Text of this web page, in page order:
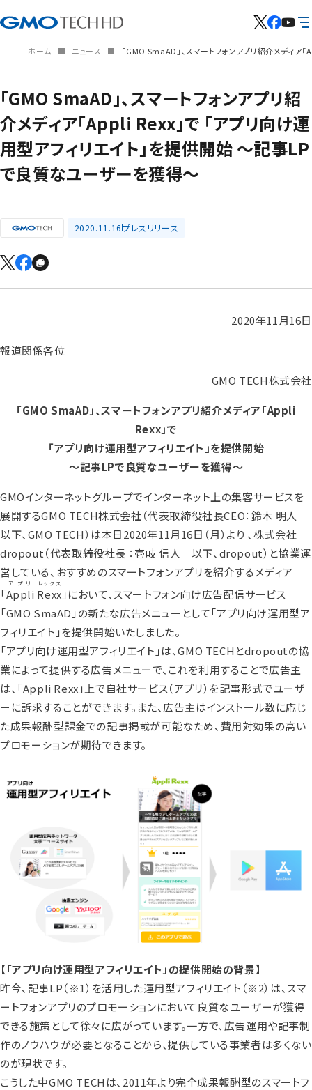
ホーム ニュース 「GMO SmaAD」、スマートフォンアプリ紹介メディ
「GMO SmaAD」、スマートフォンアプリ紹
介メディア「Appli Rexx」で 「アプリ向け運
用型アフィリエイト」を提供開始 ～記事LP
で良質なユーザーを獲得～
2020.11.16プレスリリース
2020年11月16日
報道関係各位
GMO TECH株式会社
「GMO SmaAD」、スマートフォンアプリ紹介メディア「Appli
Rexx」で
「アプリ向け運用型アフィリエイト」を提供開始
～記事LPで良質なユーザーを獲得～
GMOインターネットグループでインターネット上の集客サービスを
展開するGMO TECH株式会社（代表取締役社長CEO：鈴木 明人
以下、GMO TECH）は本日2020年11月16日（月）より 、株式会社
dropout（代表取締役社長 ：壱岐 信人 以下、dropout）と協業運
営している、おすすめのスマートフォンアプリを紹介するメディア
「Appli
アプリ
Rexx
レックス
」において、スマートフォン向け広告配信サービス
「GMO SmaAD」の新たな広告メニューとして「アプリ向け運用型ア
フィリエイト」を提供開始いたしました。
「アプリ向け運用型アフィリエイト」は、GMO TECHとdropoutの協
業によって提供する広告メニューで、これを利用することで広告主
は、「Appli Rexx」上で自社サービス（アプリ）を記事形式でユーザ
ーに訴求することができます。また、広告主はインストール数に応じ
た成果報酬型課金での記事掲載が可能なため、費用対効果の高い
プロモーションが期待できます。
【「アプリ向け運用型アフィリエイト」の提供開始の背景】
昨今、記事LP（※1） を活用した運用型アフィリエイト （※2） は、スマ
ートフォンアプリのプロモーションにおいて良質なユーザーが獲得
できる施策として徐々に広がっています。一方で、広告運用や記事制
作のノウハウが必要となることから、提供している事業者は多くない
のが現状です。
こうした中GMO TECHは、2011年より完全成果報酬型のスマートフ